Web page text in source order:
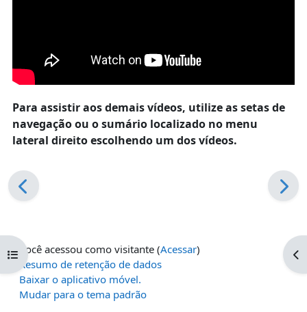
Abrir índice do curso
Para assistir aos demais vídeos, utilize as setas de
navegação ou o sumário localizado no menu
lateral direito escolhendo um dos vídeos.
Você acessou como visitante (Acessar)
Resumo de retenção de dados
Baixar o aplicativo móvel.
Mudar para o tema padrão